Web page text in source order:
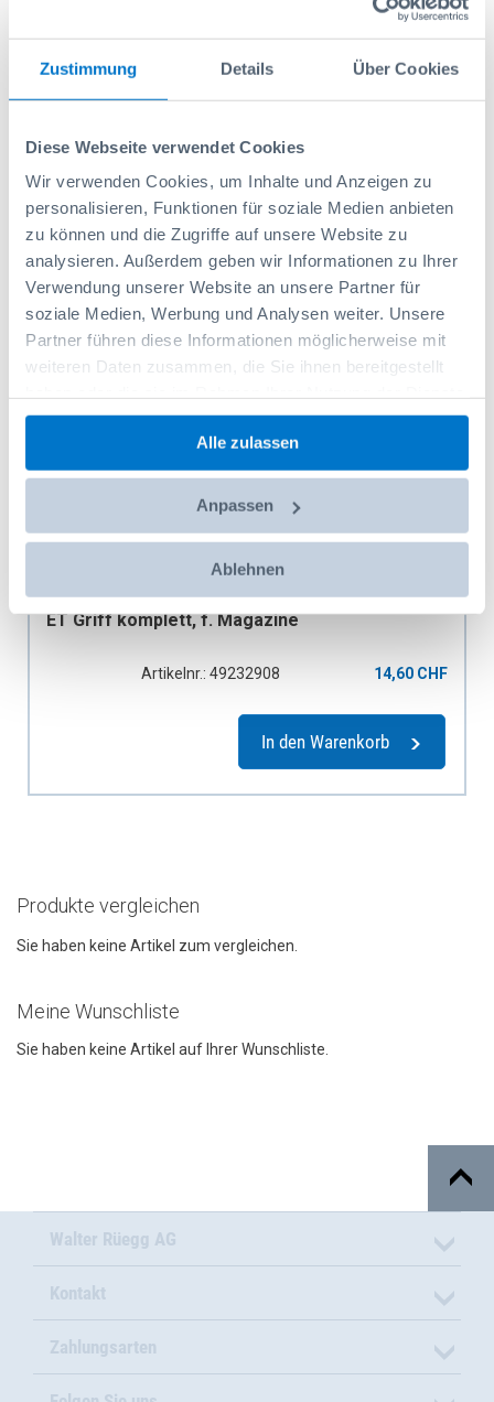
Zustimmung Details Über Cookies
Diese Webseite verwendet Cookies
Wir verwenden Cookies, um Inhalte und Anzeigen zu
personalisieren, Funktionen für soziale Medien anbieten
zu können und die Zugriffe auf unsere Website zu
analysieren. Außerdem geben wir Informationen zu Ihrer
Verwendung unserer Website an unsere Partner für
soziale Medien, Werbung und Analysen weiter. Unsere
Partner führen diese Informationen möglicherweise mit
weiteren Daten zusammen, die Sie ihnen bereitgestellt
gesammelt haben.
Alle zulassen
Anpassen
Ablehnen
Verschluss, komplett, f. Magazine
In den Warenkorb
ET Griff komplett, f. Magazine
Artikelnr.: 49232908 14,60 CHF
In den Warenkorb
Produkte vergleichen
Sie haben keine Artikel zum vergleichen.
Meine Wunschliste
Sie haben keine Artikel auf Ihrer Wunschliste.
Walter Rüegg AG
Kontakt
Zahlungsarten